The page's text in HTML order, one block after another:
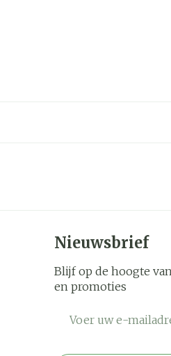
Nieuwsbrief
Blijf op de hoogte
en promoties